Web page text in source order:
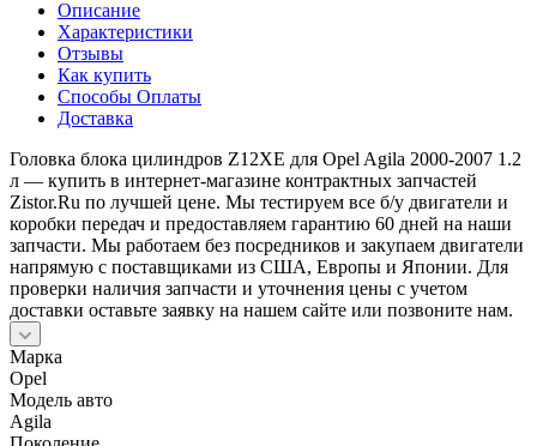
Описание
Характеристики
Отзывы
Как купить
Способы Оплаты
Доставка
Головка блока цилиндров Z12XE для Opel Agila 2000-2007 1.2
л — купить в интернет-магазине контрактных запчастей
Zistor.Ru по лучшей цене. Мы тестируем все б/у двигатели и
коробки передач и предоставляем гарантию 60 дней на наши
запчасти. Мы работаем без посредников и закупаем двигатели
напрямую с поставщиками из США, Европы и Японии. Для
проверки наличия запчасти и уточнения цены с учетом
доставки оставьте заявку на нашем сайте или позвоните нам.
Марка
Opel
Модель авто
Agila